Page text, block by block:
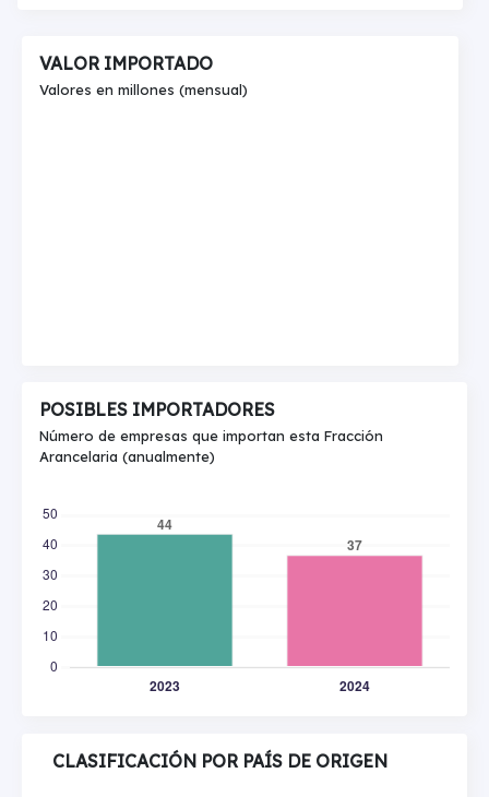
VALOR IMPORTADO
Valores en millones (mensual)
POSIBLES IMPORTADORES
Número de empresas que importan esta Fracción
Arancelaria (anualmente)
CLASIFICACIÓN POR PAÍS DE ORIGEN